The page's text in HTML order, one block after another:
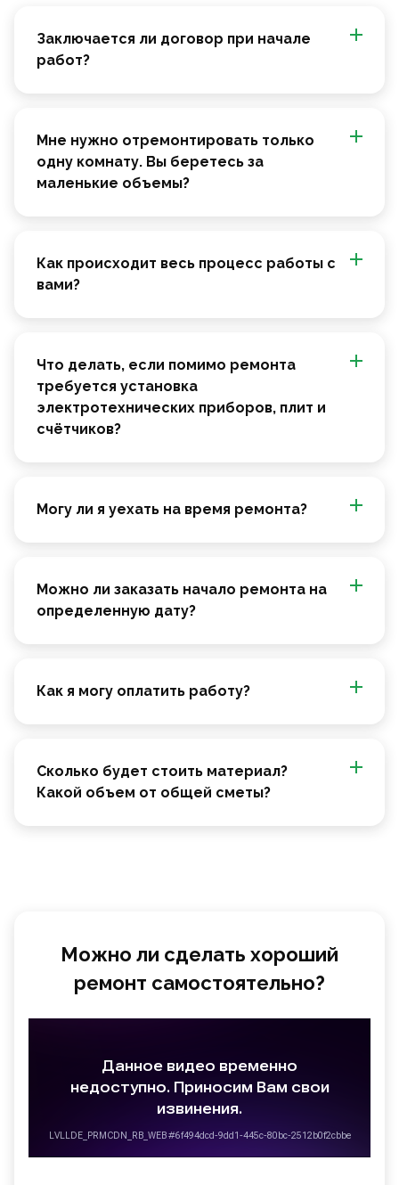
Заключается ли договор при начале
работ?
Мне нужно отремонтировать только
одну комнату. Вы беретесь за
маленькие объемы?
Как происходит весь процесс работы с
вами?
Что делать, если помимо ремонта
требуется установка
электротехнических приборов, плит и
счётчиков?
Могу ли я уехать на время ремонта?
Можно ли заказать начало ремонта на
определенную дату?
Как я могу оплатить работу?
Сколько будет стоить материал?
Какой объем от общей сметы?
Можно ли сделать хороший
ремонт самостоятельно?